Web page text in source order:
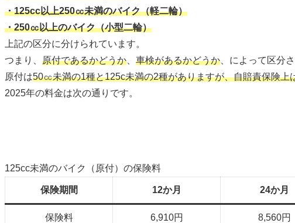
・125cc以上250㏄未満のバイク（軽二輪）
・250㏄以上のバイク（小型二輪）
上記の区分に分けられています。
つまり、 原付であるかどうか 車検があるかどうか 、によって区分
原付は50㏄未満の1種と125c未満の2種がありますが、自賠責保険
2025年の料金は次の通りです。
125cc未満のバイク（原付）の保険料
保険期間 12か月 24か月
保険料 6,910円 8,560円